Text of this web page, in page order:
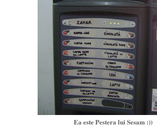
Ea este Pestera lui Sesam :))